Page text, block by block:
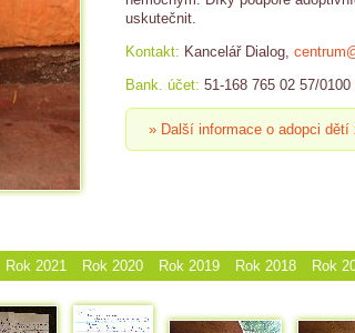
uskutečnit.
Kontakt: Kancelář Dialog,
Bank. účet: 51-168 765 02 57/
» Další informace o adopci dětí
Rok 2021 Rok 2020 Rok 2019 Rok 2018 Rok